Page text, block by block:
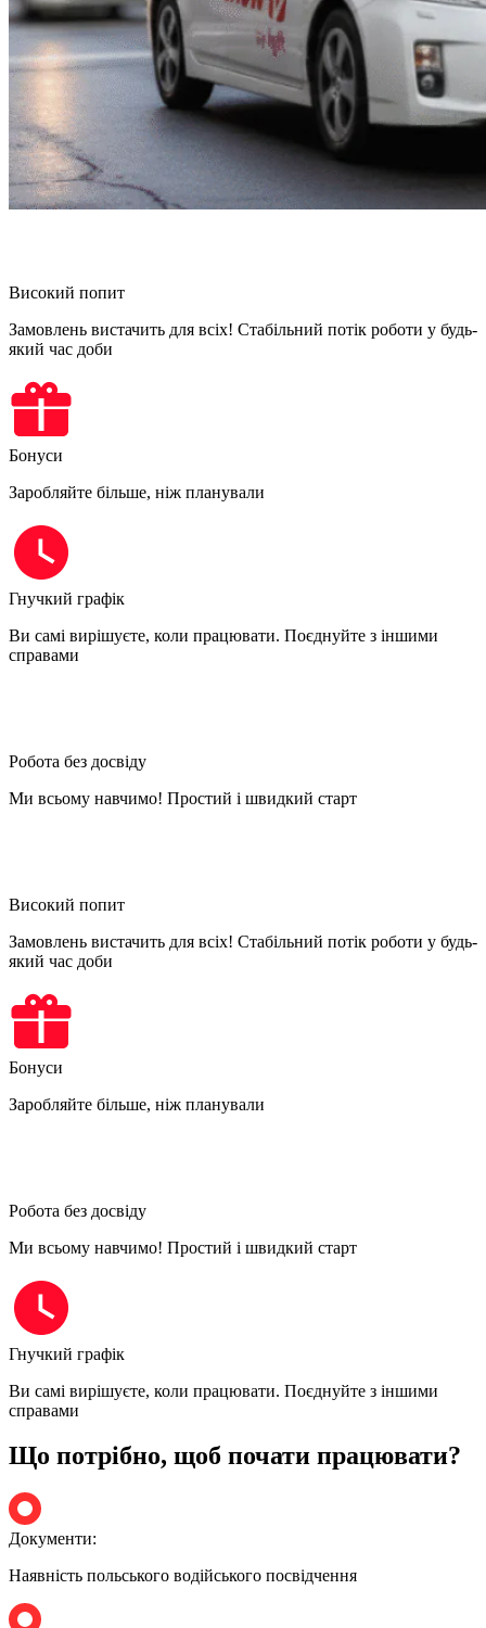
Високий попит
Замовлень вистачить для всіх! Стабільний потік роботи у будь-
який час доби
Бонуси
Заробляйте більше, ніж планували
Гнучкий графік
Ви самі вирішуєте, коли працювати. Поєднуйте з іншими
справами
Робота без досвіду
Ми всьому навчимо! Простий і швидкий старт
Високий попит
Замовлень вистачить для всіх! Стабільний потік роботи у будь-
який час доби
Бонуси
Заробляйте більше, ніж планували
Робота без досвіду
Ми всьому навчимо! Простий і швидкий старт
Гнучкий графік
Ви самі вирішуєте, коли працювати. Поєднуйте з іншими
справами
Що потрібно, щоб почати працювати?
Документи:
Наявність польського водійського посвідчення